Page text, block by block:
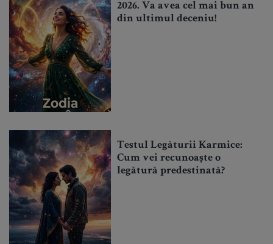
2026. Va avea cel mai bun an
din ultimul deceniu!
Testul Legăturii Karmice:
Cum vei recunoaște o
legătură predestinată?